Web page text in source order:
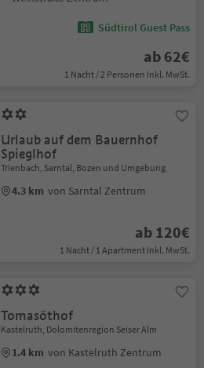
Südtirol Guest Pass
ab 62€
1 Nacht / 2 Personen Inkl. MwSt.
Urlaub auf dem Bauernhof
Spieglhof
Trienbach, Sarntal, Bozen und Umgebung
4.3 km von Sarntal Zentrum
ab 120€
1 Nacht / 1 Apartment Inkl. MwSt.
Tomasöthof
Kastelruth, Dolomitenregion Seiser Alm
1.4 km von Kastelruth Zentrum